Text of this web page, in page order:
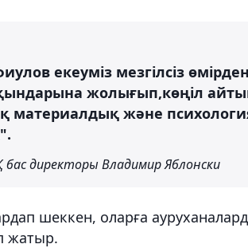
екеуміз мезгілсіз өмірден
жолығып,көңіл
және
директоры Владимир Яблонски
шеккен, оларға
жатыр.